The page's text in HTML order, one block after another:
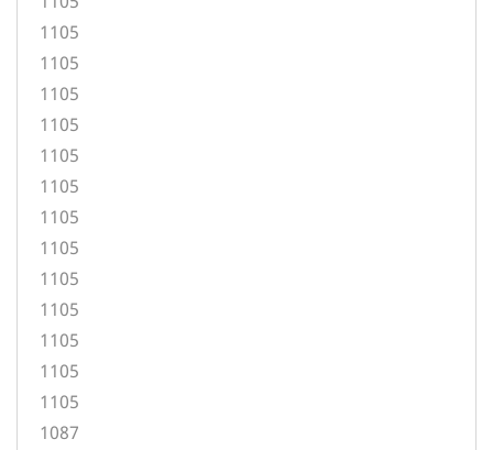
1105
1105
1105
1105
1105
1105
1105
1105
1105
1105
1105
1105
1105
1087